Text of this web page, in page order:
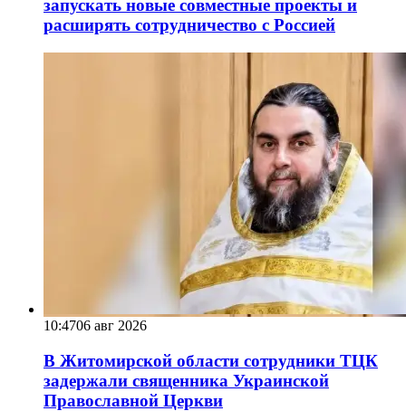
запускать новые совместные проекты и
расширять сотрудничество с Россией
10:4706 авг 2026
В Житомирской области сотрудники ТЦК
задержали священника Украинской
Православной Церкви